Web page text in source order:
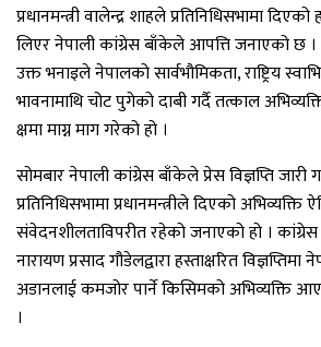
प्रधानमन्त्री वालेन्द्र शाहले प्रतिनिधिसभामा
लिएर नेपाली कांग्रेस बाँकेले आपत्ति जनाएको छ ।
उक्त भनाइले नेपालको सार्वभौमिकता, राष्ट्रिय
भावनामाथि चोट पुगेको दाबी गर्दै तत्काल
क्षमा माग्न माग गरेको हो ।
सोमबार नेपाली कांग्रेस बाँकेले प्रेस विज्ञप्ति
प्रतिनिधिसभामा प्रधानमन्त्रीले दिएको अभिव्यक्ति
संवेदनशीलताविपरीत रहेको जनाएको हो ।
नारायण प्रसाद गौडेलद्वारा हस्ताक्षरित विज्ञप्तिमा
अडानलाई कमजोर पार्ने किसिमको अभिव्यक्ति
।